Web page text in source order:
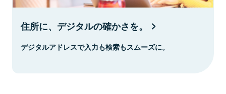
住所に、デジタルの確かさを。
デジタルアドレスで入力も検索もスムーズに。